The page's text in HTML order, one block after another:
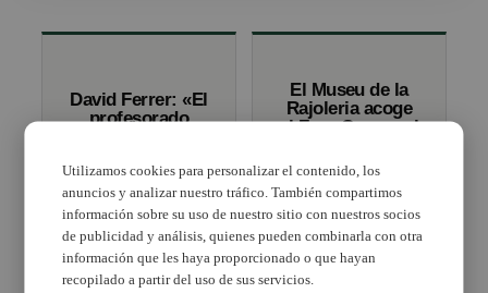
David Ferrer: «El
profesorado
igualdad»
El Museu de la
Rajoleria acoge
el Foro Comarcal
para hablar
sobre Igualdad
Utilizamos cookies para personalizar el contenido, los
anuncios y analizar nuestro tráfico. También compartimos
información sobre su uso de nuestro sitio con nuestros socios
de publicidad y análisis, quienes pueden combinarla con otra
información que les haya proporcionado o que hayan
recopilado a partir del uso de sus servicios.